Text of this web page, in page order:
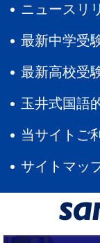
ニュースリ
最新中学受
最新高校受
玉井式国語
当サイトご
サイトマッ